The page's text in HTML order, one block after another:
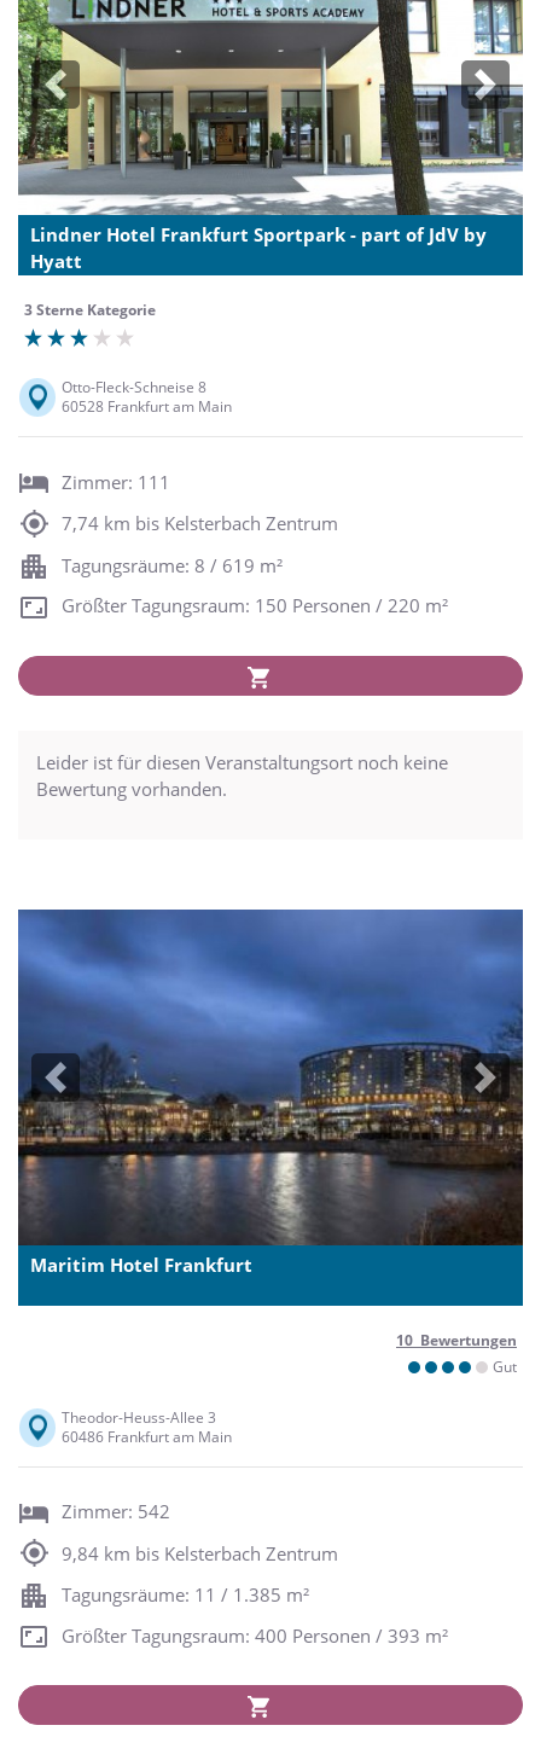
Previous Next
Lindner Hotel Frankfurt Sportpark - part of JdV by
Hyatt
3 Sterne Kategorie
Otto-Fleck-Schneise 8
60528 Frankfurt am Main
Zimmer: 111
7,74 km bis Kelsterbach Zentrum
Tagungsräume: 8 / 619 m²
Größter Tagungsraum: 150 Personen / 220 m²
Leider ist für diesen Veranstaltungsort noch keine
Bewertung vorhanden.
Previous Next
Maritim Hotel Frankfurt
10 Bewertungen
Gut
Theodor-Heuss-Allee 3
60486 Frankfurt am Main
Zimmer: 542
9,84 km bis Kelsterbach Zentrum
Tagungsräume: 11 / 1.385 m²
Größter Tagungsraum: 400 Personen / 393 m²